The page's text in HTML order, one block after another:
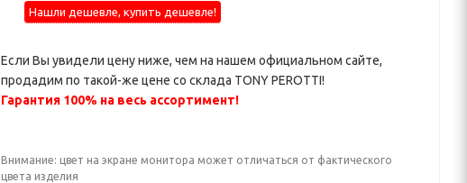
Нашли дешевле, купить дешевле!
Если Вы увидели цену ниже, чем на нашем официальном сайте,
продадим по такой-же цене со склада TONY PEROTTI!
Гарантия 100% на весь ассортимент!
Внимание: цвет на экране монитора может отличаться от фактического
цвета изделия